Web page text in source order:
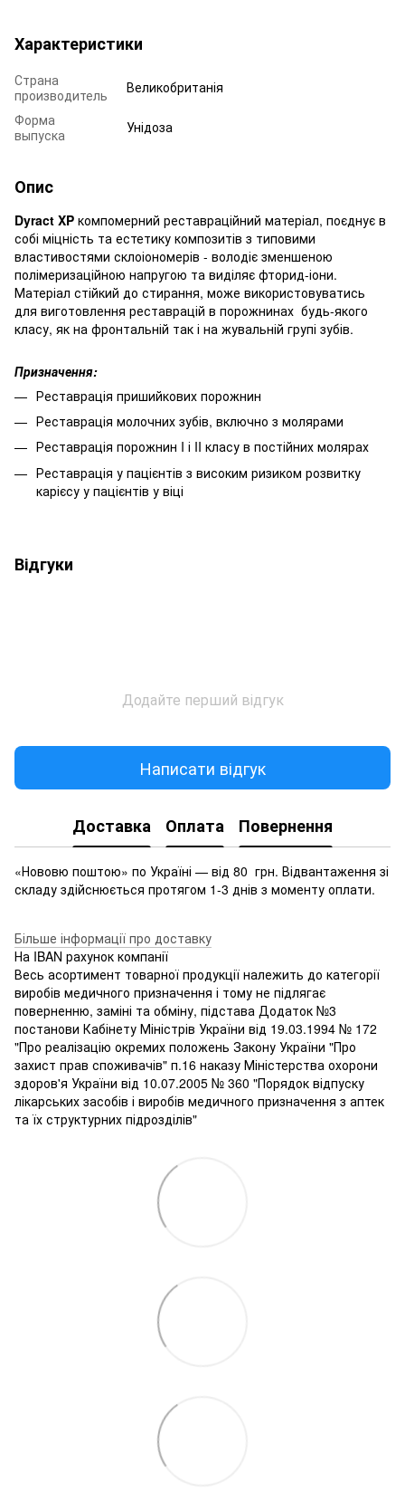
Характеристики
Страна
производитель
Великобританія
Форма
выпуска
Унідоза
Опис
Dyract XP компомерний реставраційний матеріал, поєднує в
собі міцність та естетику композитів з типовими
властивостями склоіономерів - володіє зменшеною
полімеризаційною напругою та виділяє фторид-іони.
Матеріал стійкий до стирання, може використовуватись
для виготовлення реставрацій в порожнинах будь-якого
класу, як на фронтальній так і на жувальній групі зубів.
Призначення:
Реставрація пришийкових порожнин
Реставрація молочних зубів, включно з молярами
Реставрація порожнин I і II класу в постійних молярах
Реставрація у пацієнтів з високим ризиком розвитку
карієсу у пацієнтів у віці
Відгуки
Додайте перший відгук
Написати відгук
Доставка Оплата Повернення
«Нововю поштою» по Україні — від 80 грн. Відвантаження зі
складу здійснюється протягом 1-3 днів з моменту оплати.
Більше інформації про доставку
На IBAN рахунок компанії
Весь асортимент товарної продукції належить до категорії
виробів медичного призначення і тому не підлягає
поверненню, заміні та обміну, підстава Додаток №3
постанови Кабінету Міністрів України від 19.03.1994 № 172
"Про реалізацію окремих положень Закону України "Про
захист прав споживачів" п.16 наказу Міністерства охорони
здоров'я України від 10.07.2005 № 360 "Порядок відпуску
лікарських засобів і виробів медичного призначення з аптек
та їх структурних підрозділів"